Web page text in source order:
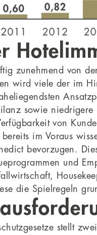
zunehmend von
wird viele der im
sowie niedrigere
von
im Voraus
bevorzugen.
und
die Spielregeln
stellt